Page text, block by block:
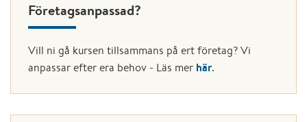
Företagsanpassad?
Vill ni gå kursen tillsammans på ert företag? Vi
anpassar efter era behov - Läs mer här.